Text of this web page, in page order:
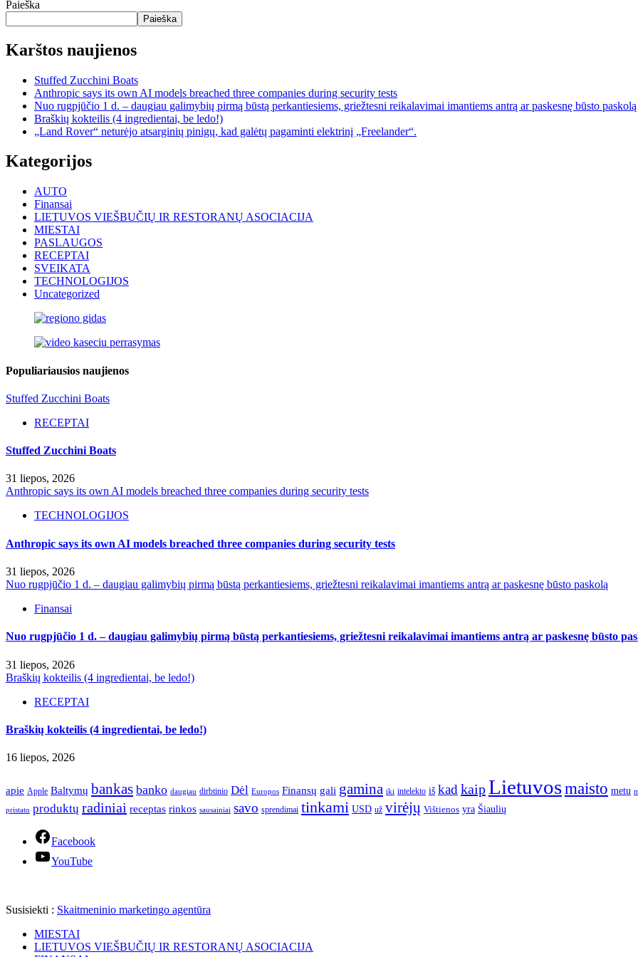
Paieška
Paieška
Karštos naujienos
Stuffed Zucchini Boats
Anthropic says its own AI models breached three companies during security tests
Nuo rugpjūčio 1 d. – daugiau galimybių pirmą būstą perkantiesiems, griežtesni reikalavimai imantiems antrą ar paskesnę būsto paskolą
Braškių kokteilis (4 ingredientai, be ledo!)
„Land Rover“ neturėjo atsarginių pinigų, kad galėtų pagaminti elektrinį „Freelander“.
Kategorijos
AUTO
Finansai
LIETUVOS VIEŠBUČIŲ IR RESTORANŲ ASOCIACIJA
MIESTAI
PASLAUGOS
RECEPTAI
SVEIKATA
TECHNOLOGIJOS
Uncategorized
Populiariausios naujienos
Stuffed Zucchini Boats
RECEPTAI
Stuffed Zucchini Boats
31 liepos, 2026
Anthropic says its own AI models breached three companies during security tests
TECHNOLOGIJOS
Anthropic says its own AI models breached three companies during security tests
31 liepos, 2026
Nuo rugpjūčio 1 d. – daugiau galimybių pirmą būstą perkantiesiems, griežtesni reikalavimai imantiems antrą ar paskesnę būsto paskolą
Finansai
Nuo rugpjūčio 1 d. – daugiau galimybių pirmą būstą perkantiesiems, griežtesni reikalavimai imantiems antrą ar paskesnę būsto
31 liepos, 2026
Braškių kokteilis (4 ingredientai, be ledo!)
RECEPTAI
Braškių kokteilis (4 ingredientai, be ledo!)
16 liepos, 2026
apie Apple Baltymų bankas banko daugiau dirbtinio Dėl Europos Finansų gali gamina iki intelekto iš kad kaipLietuvosmaisto metu
pristato produktų radiniai receptas rinkos sausainiai savo sprendimai tinkami USD už virėjų Vištienos yra Šiaulių
Facebook
YouTube
Susisiekti : Skaitmeninio marketingo agentūra
MIESTAI
LIETUVOS VIEŠBUČIŲ IR RESTORANŲ ASOCIACIJA